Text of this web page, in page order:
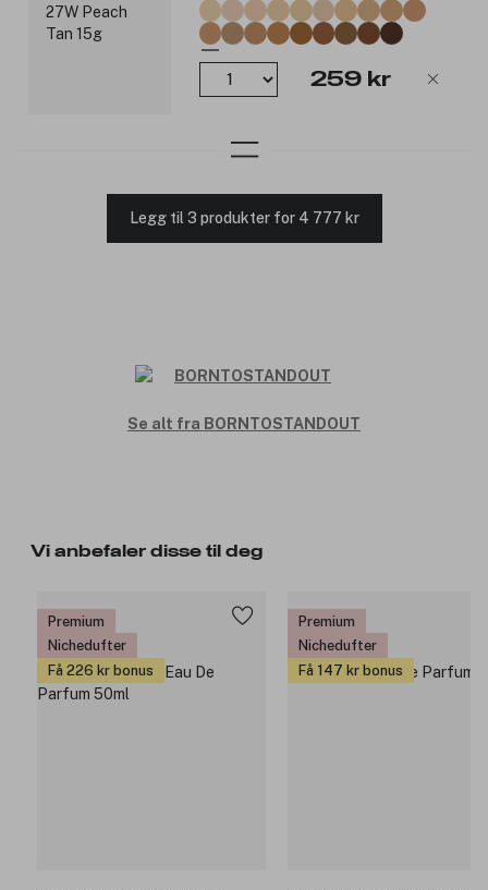
259 kr
Legg til 3 produkter for 4 777 kr
Se alt fra BORNTOSTANDOUT
Vi anbefaler disse til deg
Premium
Nichedufter
Få 226 kr bonus
Premium
Nichedufter
Få 147 kr bonus